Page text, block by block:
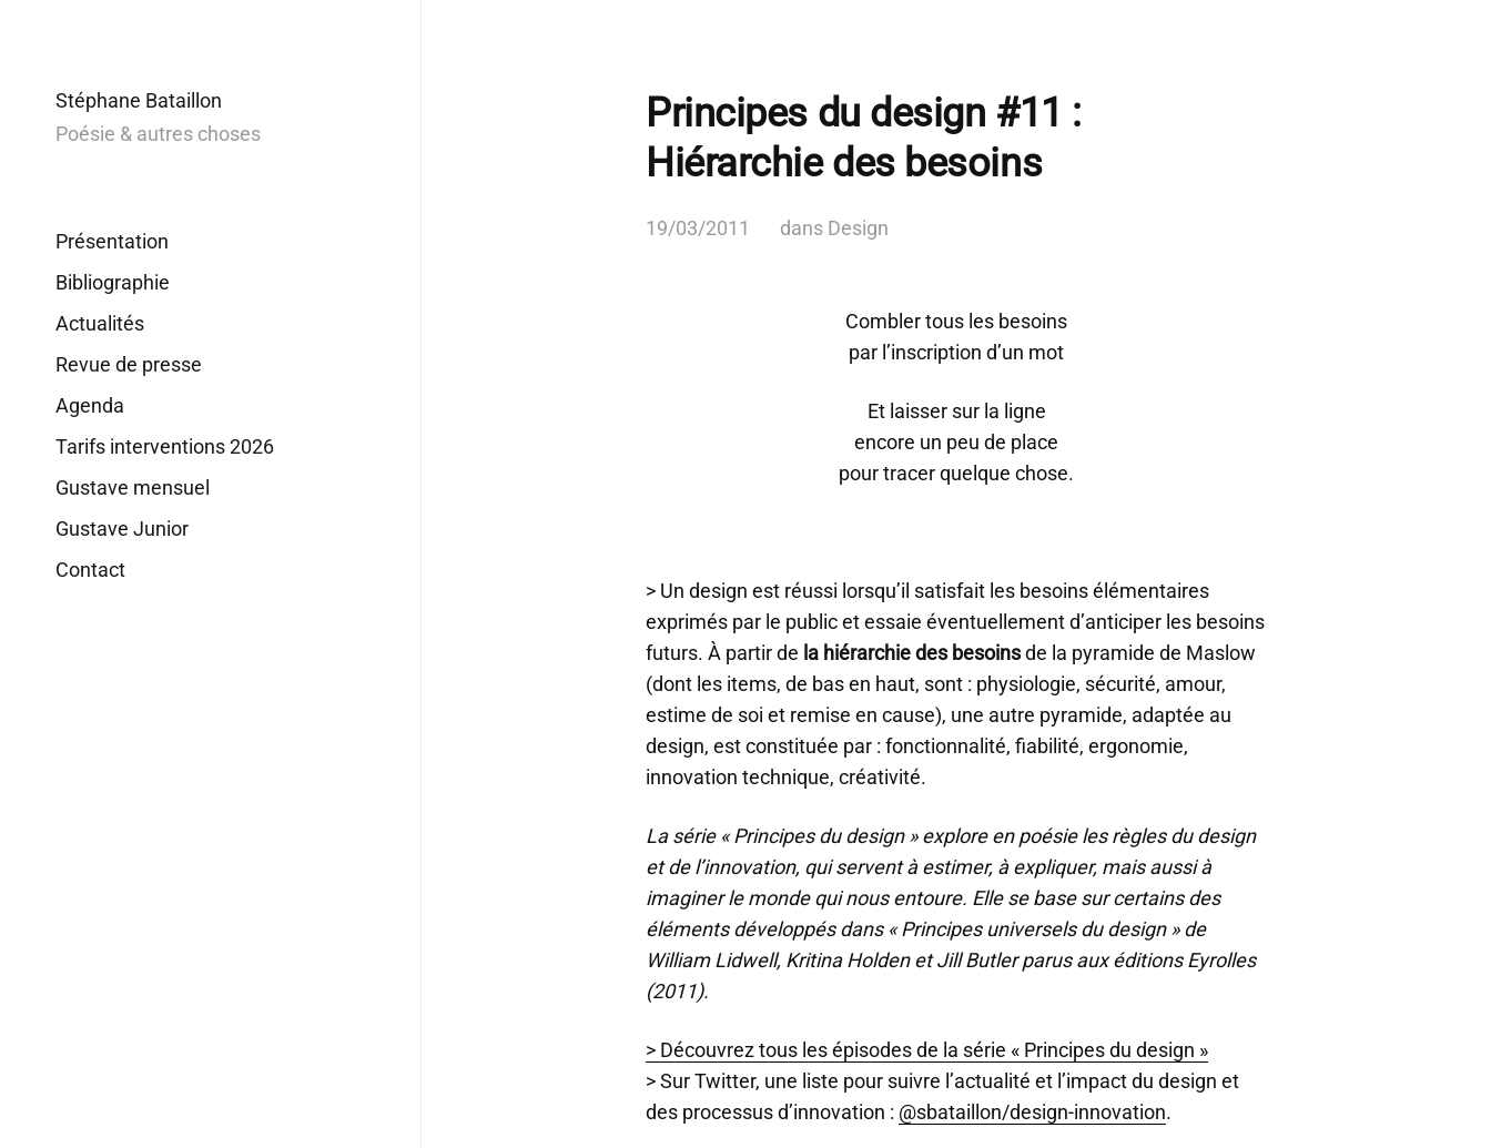
Stéphane Bataillon
Poésie & autres choses
Présentation
Bibliographie
Actualités
Revue de presse
Agenda
Tarifs interventions 2026
Gustave mensuel
Gustave Junior
Contact
Principes du design #11 :
Hiérarchie des besoins
19/03/2011 dans Design
Combler tous les besoins
par l’inscription d’un mot
Et laisser sur la ligne
encore un peu de place
pour tracer quelque chose.
> Un design est réussi lorsqu’il satisfait les besoins élémentaires
exprimés par le public et essaie éventuellement d’anticiper les besoins
futurs. À partir de la hiérarchie des besoinsde la pyramide de Maslow
(dont les items, de bas en haut, sont : physiologie, sécurité, amour,
estime de soi et remise en cause), une autre pyramide, adaptée au
design, est constituée par : fonctionnalité, fiabilité, ergonomie,
innovation technique, créativité.
La série « Principes du design » explore en poésie les règles du design
et de l’innovation, qui servent à estimer, à expliquer, mais aussi à
imaginer le monde qui nous entoure. Elle se base sur certains des
éléments développés dans « Principes universels du design » de
William Lidwell, Kritina Holden et Jill Butler parus aux éditions Eyrolles
(2011).
> Découvrez tous les épisodes de la série « Principes du design »
> Sur Twitter, une liste pour suivre l’actualité et l’impact du design et
des processus d’innovation : @sbataillon/design-innovation.